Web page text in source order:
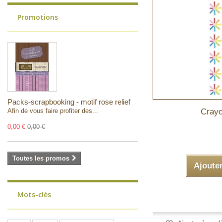
Promotions
Packs-scrapbooking - motif rose relief
Afin de vous faire profiter des...
0,00 € 0,00 €
Toutes les promos
Mots-clés